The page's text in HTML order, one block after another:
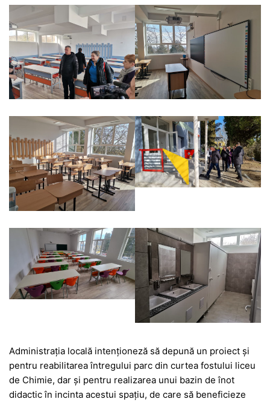
Administrația locală intenționeză să depună un proiect și
pentru reabilitarea întregului parc din curtea fostului liceu
de Chimie, dar și pentru realizarea unui bazin de înot
didactic în incinta acestui spațiu, de care să beneficieze